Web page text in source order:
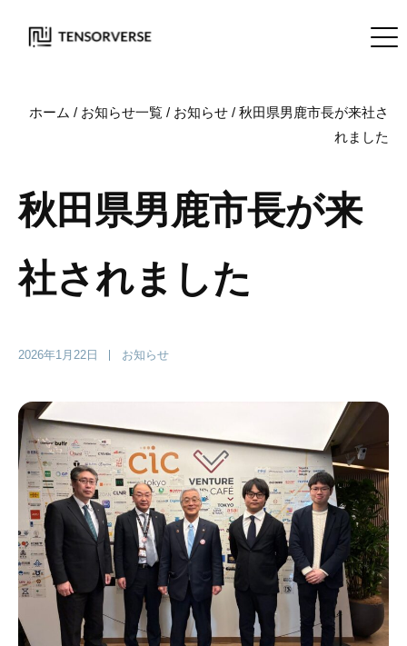
ホーム / お知らせ一覧 / お知らせ / 秋田県男鹿市長が来社さ
れました
秋田県男鹿市長が来
社されました
2026年1月22日 お知らせ